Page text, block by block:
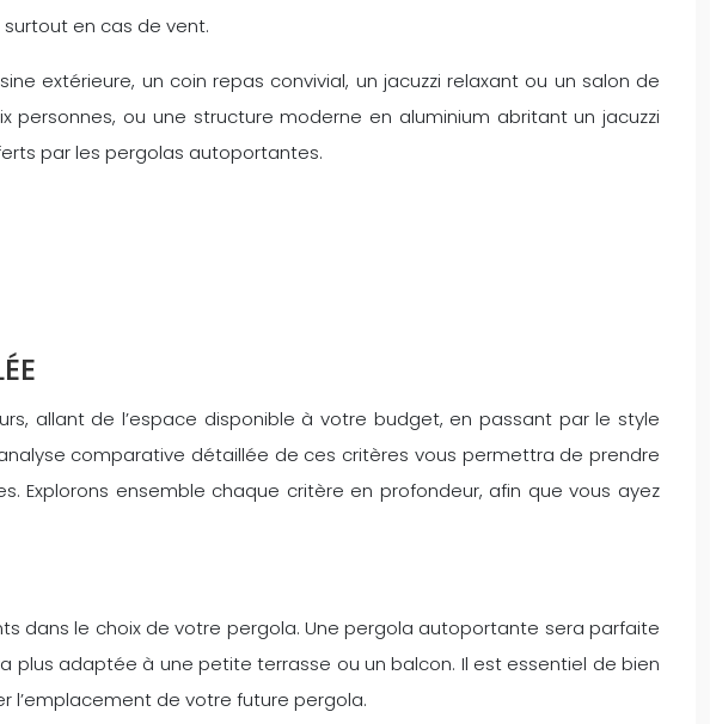
en cas de vent.
extérieure, un coin repas convivial, un jacuzzi relaxant ou un salon de
ou une structure moderne en aluminium abritant un jacuzzi
par les pergolas autoportantes.
allant de l’espace disponible à votre budget, en passant par le style
comparative détaillée de ces critères vous permettra de prendre
Explorons ensemble chaque critère en profondeur, afin que vous ayez
dans le choix de votre pergola. Une pergola autoportante sera parfaite
plus adaptée à une petite terrasse ou un balcon. Il est essentiel de bien
l’emplacement de votre future pergola.